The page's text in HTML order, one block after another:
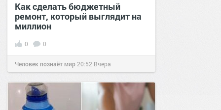
Как сделать бюджетный
ремонт, который выглядит на
миллион
0 0
Человек познаёт мир 20:52 Вчера